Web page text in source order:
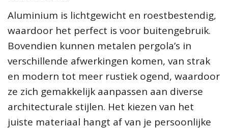
Aluminium is lichtgewicht en roestbestendig,
waardoor het perfect is voor buitengebruik.
Bovendien kunnen metalen pergola’s in
verschillende afwerkingen komen, van strak
en modern tot meer rustiek ogend, waardoor
ze zich gemakkelijk aanpassen aan diverse
architecturale stijlen. Het kiezen van het
juiste materiaal hangt af van je persoonlijke